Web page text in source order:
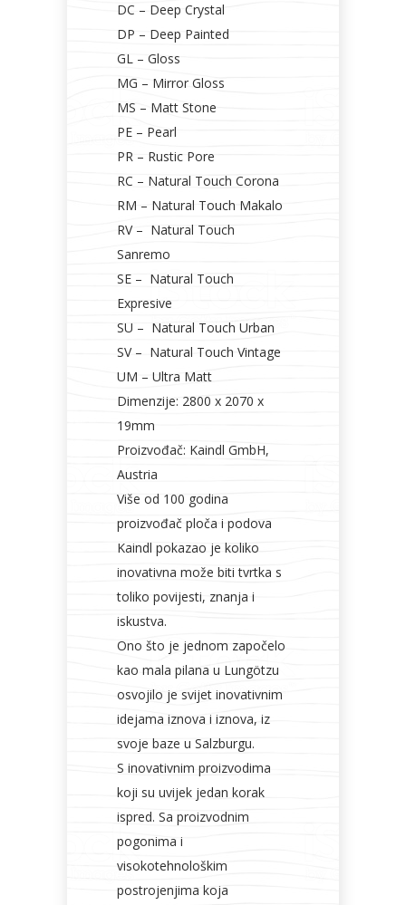
DC – Deep Crystal
DP – Deep Painted
GL – Gloss
MG – Mirror Gloss
MS – Matt Stone
PE – Pearl
PR – Rustic Pore
RC – Natural Touch Corona
RM – Natural Touch Makalo
RV – Natural Touch
Sanremo
SE – Natural Touch
Expresive
SU – Natural Touch Urban
SV – Natural Touch Vintage
UM – Ultra Matt
Dimenzije: 2800 x 2070 x
19mm
Proizvođač: Kaindl GmbH,
Austria
Više od 100 godina
proizvođač ploča i podova
Kaindl pokazao je koliko
inovativna može biti tvrtka s
toliko povijesti, znanja i
iskustva.
Ono što je jednom započelo
kao mala pilana u Lungötzu
osvojilo je svijet inovativnim
idejama iznova i iznova, iz
svoje baze u Salzburgu.
S inovativnim proizvodima
koji su uvijek jedan korak
ispred. Sa proizvodnim
pogonima i
visokotehnološkim
postrojenjima koja